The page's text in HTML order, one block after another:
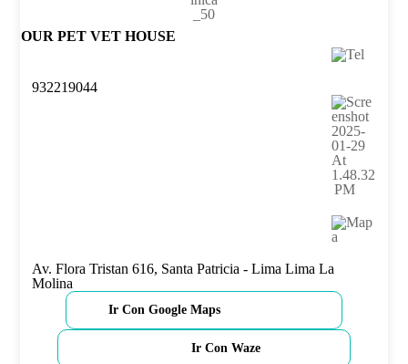
OUR PET VET HOUSE
932219044
Av. Flora Tristan 616, Santa Patricia - Lima Lima La
Molina
Ir Con Google Maps
Ir Con Waze